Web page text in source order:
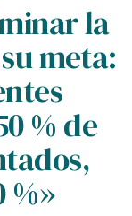
la
meta:
% de
%»